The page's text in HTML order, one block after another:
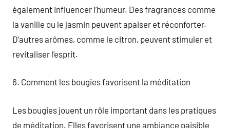
également influencer l’humeur. Des fragrances comme
la vanille ou le jasmin peuvent apaiser et réconforter.
D’autres arômes, comme le citron, peuvent stimuler et
revitaliser l’esprit.
6. Comment les bougies favorisent la méditation
Les bougies jouent un rôle important dans les pratiques
de méditation. Elles favorisent une ambiance paisible